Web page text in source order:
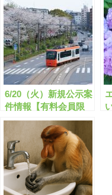
6/20（火）新規公示案
件情報【有料会員限
定】